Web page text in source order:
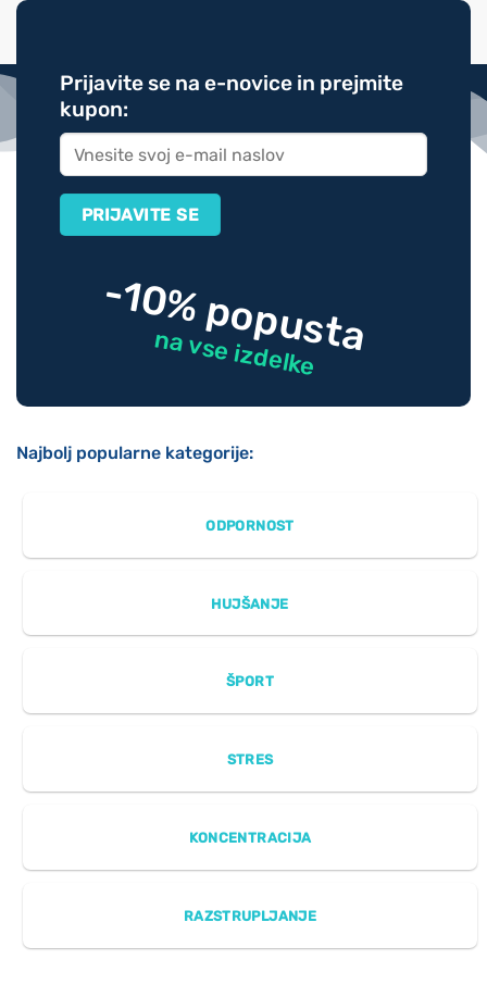
Prijavite se na e-novice in prejmite
kupon:
-10% popusta
na vse izdelke
Najbolj popularne kategorije:
ODPORNOST
HUJŠANJE
ŠPORT
STRES
KONCENTRACIJA
RAZSTRUPLJANJE